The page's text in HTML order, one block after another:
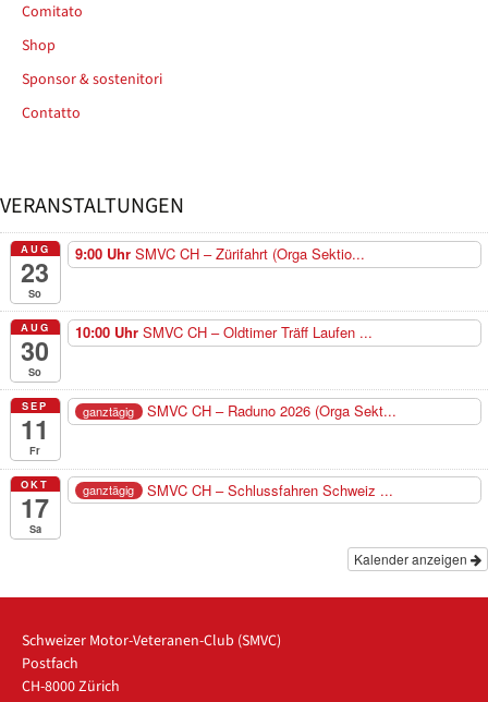
Comitato
Shop
Sponsor & sostenitori
Contatto
VERANSTALTUNGEN
AUG
23
So
9:00 Uhr SMVC CH – Zürifahrt (Orga Sektio...
AUG
30
So
10:00 Uhr SMVC CH – Oldtimer Träff Laufen ...
SEP
11
Fr
ganztägig SMVC CH – Raduno 2026 (Orga Sekt...
OKT
17
Sa
ganztägig SMVC CH – Schlussfahren Schweiz ...
Kalender anzeigen
Schweizer Motor-Veteranen-Club (SMVC)
Postfach
CH-8000 Zürich